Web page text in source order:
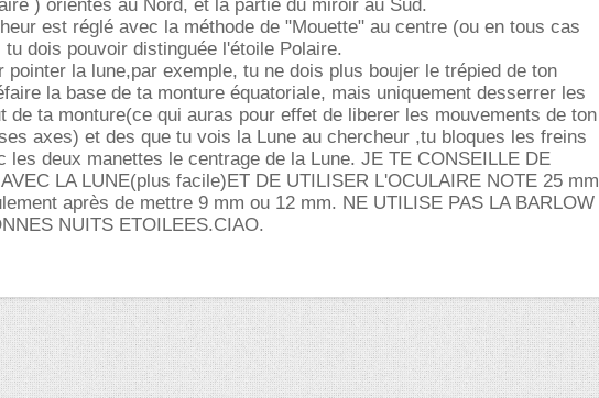
) orientés au Nord, et la partie du miroir au Sud.
est réglé avec la méthode de "Mouette" au centre (ou en tous cas
dois pouvoir distinguée l'étoile Polaire.
pointer la lune,par exemple, tu ne dois plus boujer le trépied de ton
la base de ta monture équatoriale, mais uniquement desserrer les
de ta monture(ce qui auras pour effet de liberer les mouvements de ton
axes) et des que tu vois la Lune au chercheur ,tu bloques les freins
les deux manettes le centrage de la Lune. JE TE CONSEILLE DE
LA LUNE(plus facile)ET DE UTILISER L'OCULAIRE NOTE 25 mm
après de mettre 9 mm ou 12 mm. NE UTILISE PAS LA BARLOW
NUITS ETOILEES.CIAO.